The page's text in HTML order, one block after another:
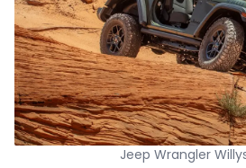
Jeep Wrangler